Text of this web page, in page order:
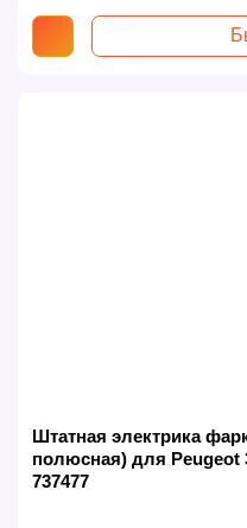
Штатная электрика
полюсная) для Peugeot
737477